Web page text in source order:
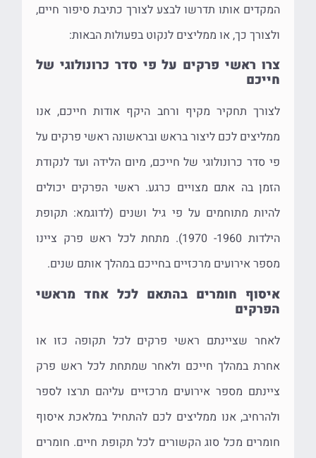
המקדים אותו תדרשו לבצע לצורך כתיבת סיפור חיים,
ולצורך כך, או ממליצים לנקוט בפעולות הבאות:
צרו ראשי פרקים על פי סדר כרונולוגי של
חייכם
לצורך תחקיר מקיף ורחב היקף אודות חייכם, אנו
ממליצים לכם ליצור בראש ובראשונה ראשי פרקים על
פי סדר כרונולוגי של חייכם, מיום הלידה ועד לנקודת
הזמן בה אתם מצויים כרגע. ראשי הפרקים יכולים
להיות מתוחמים על פי גיל ושנים (לדוגמא: תקופת
הילדות 1960- 1970). מתחת לכל ראש פרק ציינו
מספר אירועים מרכזיים בחייכם במהלך אותם שנים.
איסוף חומרים בהתאם לכל אחד מראשי
הפרקים
לאחר שציינתם ראשי פרקים לכל תקופה כזו או
אחרת במהלך חייכם ולאחר שמתחת לכל ראש פרק
ציינתם מספר אירועים מרכזיים עליהם תרצו לספר
ולהרחיב, אנו ממליצים לכם להתחיל במלאכת איסוף
חומרים מכל סוג הקשורים לכל תקופת חיים. חומרים